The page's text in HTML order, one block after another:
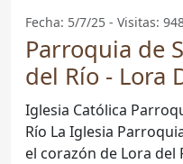
Fecha: 5/7/25 - Visitas:
Parroquia de
del Río - Lora
Iglesia Católica
Río La Iglesia Parroquial de Santa Cruz, situada en
el corazón de Lora del